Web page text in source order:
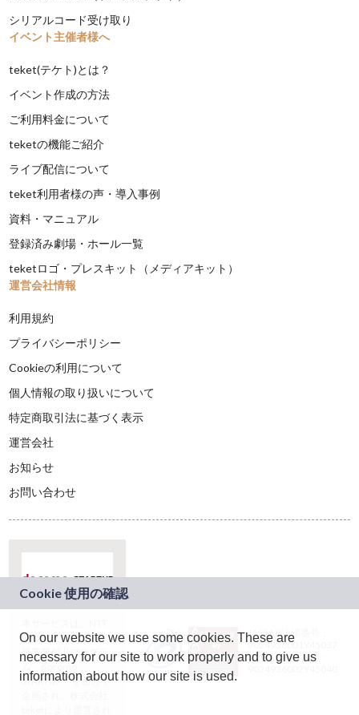
シリアルコード受け取り
イベント主催者様へ
teket(テケト)とは？
イベント作成の方法
ご利用料金について
teketの機能ご紹介
ライブ配信について
teket利用者様の声・導入事例
資料・マニュアル
登録済み劇場・ホール一覧
teketロゴ・プレスキット（メディアキット）
運営会社情報
利用規約
プライバシーポリシー
Cookieの利用について
個人情報の取り扱いについて
特定商取引法に基づく表示
運営会社
お知らせ
お問い合わせ
ドコモグループの新
規事業創出プログラ
ム「docomo
STARTUP」を通じて
JASRAC許諾番号：
9024936001Y45037
JASRAC許諾番号：
On our website we use some cookies. These are
necessary for our site to work properly and to give us
information about how our site is used.